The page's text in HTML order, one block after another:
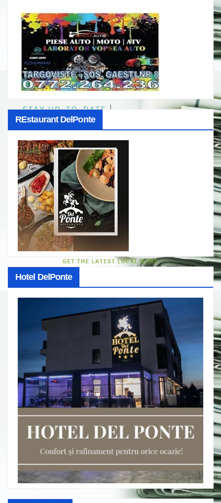
REstaurant DelPonte
Hotel DelPonte